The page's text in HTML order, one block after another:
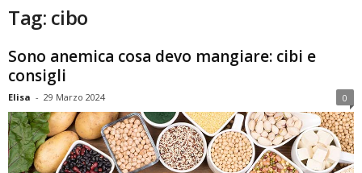
Tag: cibo
Sono anemica cosa devo mangiare: cibi e
consigli
Elisa - 29 Marzo 2024 0